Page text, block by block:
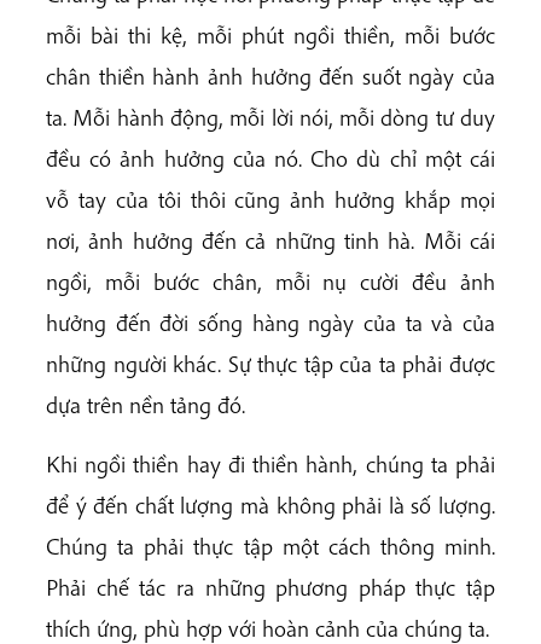
mỗi bài thi kệ, mỗi phút ngồi thiền, mỗi bước
chân thiền hành ảnh hưởng đến suốt ngày của
ta. Mỗi hành động, mỗi lời nói, mỗi dòng tư duy
đều có ảnh hưởng của nó. Cho dù chỉ một cái
vỗ tay của tôi thôi cũng ảnh hưởng khắp mọi
nơi, ảnh hưởng đến cả những tinh hà. Mỗi cái
ngồi, mỗi bước chân, mỗi nụ cười đều ảnh
hưởng đến đời sống hàng ngày của ta và của
những người khác. Sự thực tập của ta phải được
dựa trên nền tảng đó.
Khi ngồi thiền hay đi thiền hành, chúng ta phải
để ý đến chất lượng mà không phải là số lượng.
Chúng ta phải thực tập một cách thông minh.
Phải chế tác ra những phương pháp thực tập
thích ứng, phù hợp với hoàn cảnh của chúng ta.